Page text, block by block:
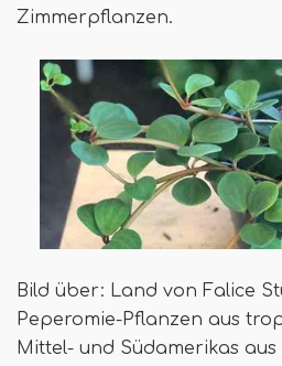
Zimmerpflanzen.
Bild über: Land von Falice
Peperomie-Pflanzen aus
Mittel- und Südamerikas